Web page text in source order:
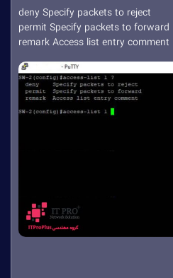
deny Specify packets to reject
permit Specify packets to forward
remark Access list entry comment